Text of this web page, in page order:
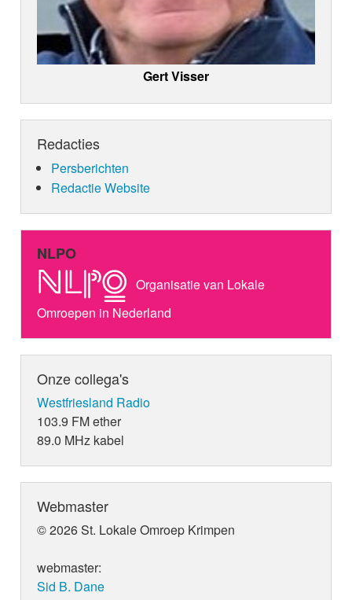
Gert Visser
Redacties
Persberichten
Redactie Website
NLPO
Organisatie van Lokale
Omroepen in Nederland
Onze collega's
Westfriesland Radio
103.9 FM ether
89.0 MHz kabel
Webmaster
© 2026 St. Lokale Omroep Krimpen
webmaster:
Sid B. Dane